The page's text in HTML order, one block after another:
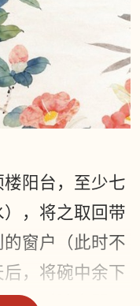
阳台，至少七
，将之取回带
窗户（此时不
，将碗中余下